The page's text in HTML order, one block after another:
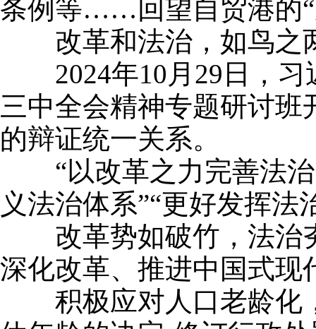
条例等……回望自贸港的“
改革和法治，如鸟之
2024年10月29日，习
三中全会精神专题研讨
的辩证统一关系。
“以改革之力完善法治
义法治体系”“更好发挥
改革势如破竹，法治夯
深化改革、推进中国式现
积极应对人口老龄化，